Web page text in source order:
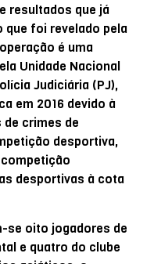
resultados que já
foi revelado pela
é uma
Unidade Nacional
Judiciária (PJ),
em 2016 devido à
crimes de
desportiva,
desportivas à cota
se oito jogadores de
e quatro do clube